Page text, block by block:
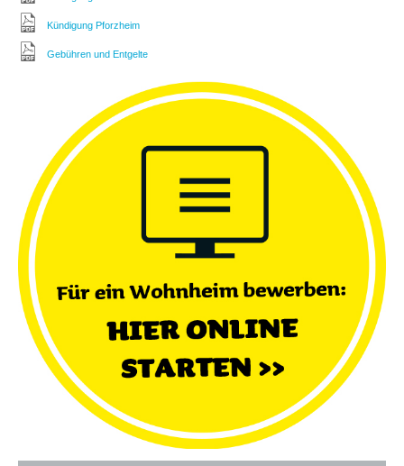
Kündigung Pforzheim
Gebühren und Entgelte